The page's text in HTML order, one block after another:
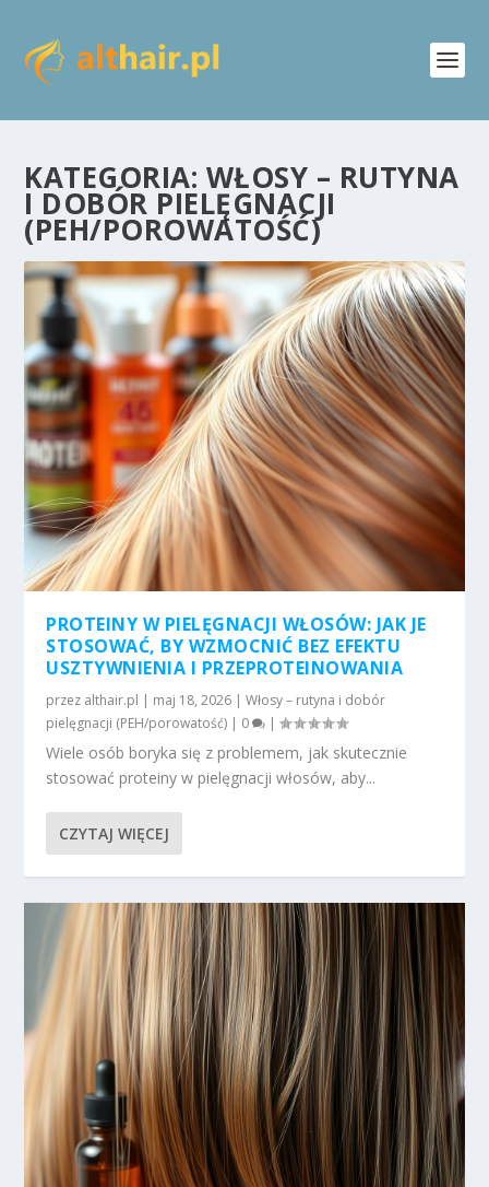
KATEGORIA: WŁOSY – RUTYNA
I DOBÓR PIELĘGNACJI
(PEH/POROWATOŚĆ)
PROTEINY W PIELĘGNACJI WŁOSÓW: JAK JE
STOSOWAĆ, BY WZMOCNIĆ BEZ EFEKTU
USZTYWNIENIA I PRZEPROTEINOWANIA
przez althair.pl | maj 18, 2026 |Włosy – rutyna i dobór
pielęgnacji (PEH/porowatość) | 0 |
Wiele osób boryka się z problemem, jak skutecznie
stosować proteiny w pielęgnacji włosów, aby...
CZYTAJ WIĘCEJ